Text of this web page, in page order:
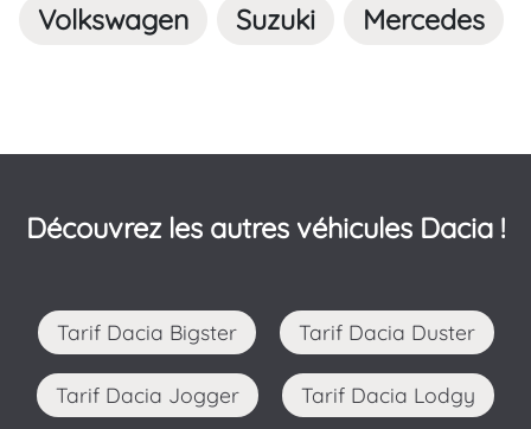
Volkswagen
Suzuki Mercedes
Découvrez les autres véhicules Dacia !
Tarif Dacia Bigster Tarif Dacia Duster
Tarif Dacia Jogger Tarif Dacia Lodgy